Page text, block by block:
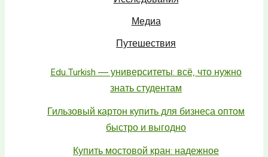
Медиа
Путешествия
Edu.Turkish — университеты: всё, что нужно
знать студентам
Гильзовый картон купить для бизнеса оптом
быстро и выгодно
Купить мостовой кран: надежное